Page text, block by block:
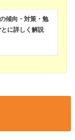
傾向・対策・勉
に詳しく解説